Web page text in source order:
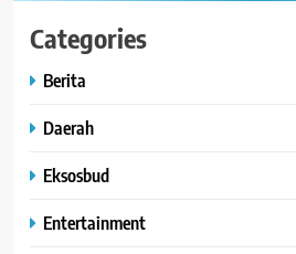
Categories
Berita
Daerah
Eksosbud
Entertainment